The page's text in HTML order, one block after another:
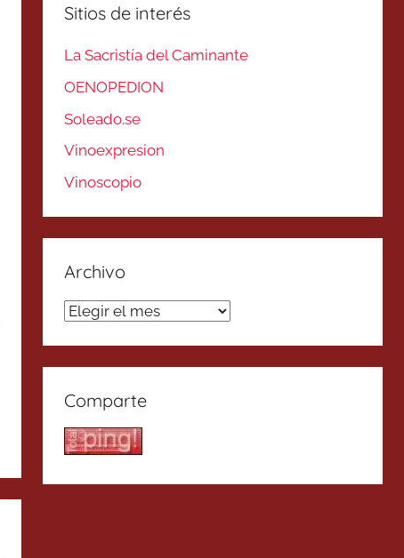
Sitios de interés
La Sacristía del Caminante
OENOPEDION
Soleado.se
Vinoexpresion
Vinoscopio
Archivo
Archivo
Comparte